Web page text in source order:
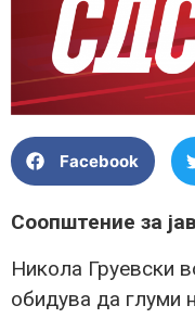
Facebook
Соопштение за
Никола Груевски
обидува да глуми